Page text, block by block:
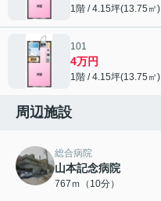
1階 / 4.15坪(13.75㎡)
101
4万円
1階 / 4.15坪(13.75㎡)
周辺施設
総合病院
山本記念病院
767ｍ（10分）